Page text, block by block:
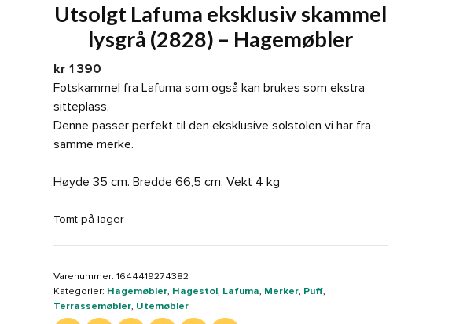
Utsolgt Lafuma eksklusiv skammel
lysgrå (2828) – Hagemøbler
kr 1 390
Fotskammel fra Lafuma som også kan brukes som ekstra
sitteplass.
Denne passer perfekt til den eksklusive solstolen vi har fra
samme merke.
Høyde 35 cm. Bredde 66,5 cm. Vekt 4 kg
Tomt på lager
Varenummer:1644419274382
Kategorier: Hagemøbler, Hagestol, Lafuma, Merker, Puff,
Terrassemøbler, Utemøbler